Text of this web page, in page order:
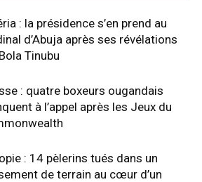
: la présidence s’en prend au
d’Abuja après ses révélations
Tinubu
: quatre boxeurs ougandais
à l’appel après les Jeux du
: 14 pèlerins tués dans un
de terrain au cœur d’un